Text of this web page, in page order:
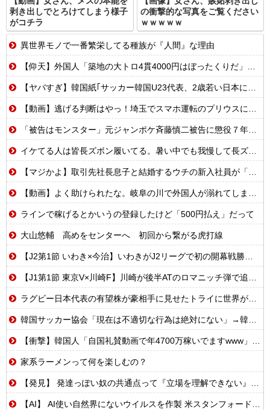
剥き出しでとろけてしまう様子
がコチラ
の衝撃的な写真をご覧ください
ｗｗｗｗｗ
異世界モノで一番繁栄してる種族が『人間』な理由
【仰天】外国人「築地の大トロ4貫4000円はぼったくりだ」→日本人の反応が真っ二つに
【ヤバすぎ】韓国紙｢サッカー韓国U23代表、2歳若い日本に負けると歴史的屈辱｣
【動画】逃げる判断はやっ！埼玉でスマホ運転のプリウスに当て逃げされる車載。
「被告はモンスター」元ジャンポケ斉藤慎二被告に懲役７年求刑でほぼ実刑確実？弁護側の主張が無理筋なワケ
イケてる人は皆長ズボン履いてる。暑い中でも我慢して長ズボン履いてる。半ズボンはモテ無い。厳しいって
【マジかよ】取引先社長息子と結婚するウチの新入社員が「結婚も契約も中止になりました…」→俺「こっちもグループ全社の取引中止しよう」
【動画】よく助けられたな。岐阜の川で外国人が溺れてしまう事故。
ラインで稼げるとかいうの登録したけど「500円払え」だって
大山悠輔 高めをセンターへ 初回から繋がる虎打線
【J2第1節 いわき×今治】いわきがJ2リーグで初の開幕戦勝利！エース熊田が怪我乗り越え2ゴールの活躍
【J1第1節 東京V×川崎F】川崎が後半ATのロマニッチ弾で追いつき辛くもドロー 東京Vは痛恨クリアミスで勝ち点3を逃す
ラグビー日本代表の有望株が豪相手に見せたトライに世界が騒然！←「F１並みのスピードだ」（海外の反応）
韓国サッカー協会「現在は不適切な行為は絶対にない」→韓国人「一番重要なのは2002年なのにそこは言及しないんだなｗｗｗ」「責任逃れが本当にひどい・・・」
【衝撃】韓国人「自国礼賛動画で年4700万稼いでますwww」→海外の反応ch運営の秘密…
家系ラーメンって何を楽しむの？
【発見】 発達っぽい奴の共通点って『立場を理解できない』だよな
【AI】 AI使い自然界にないウイルスを作製 米スタンフォード大学が成果発表